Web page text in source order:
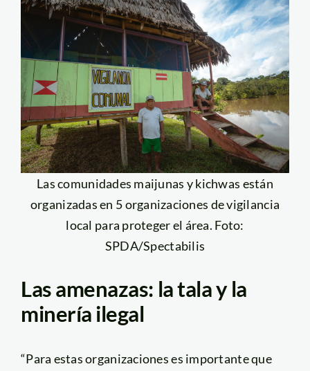
Las comunidades maijunas y kichwas están
organizadas en 5 organizaciones de vigilancia
local para proteger el área. Foto:
SPDA/Spectabilis
Las amenazas: la tala y la
minería ilegal
“Para estas organizaciones es importante que